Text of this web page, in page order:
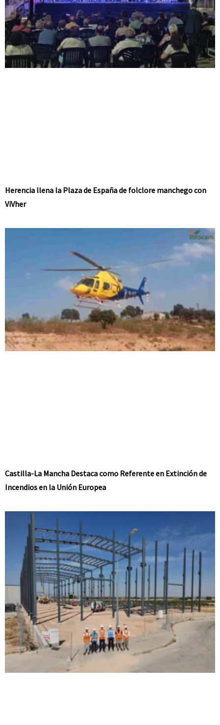
Herencia llena la Plaza de España de folclore manchego con
ViVher
Castilla-La Mancha Destaca como Referente en Extinción de
Incendios en la Unión Europea